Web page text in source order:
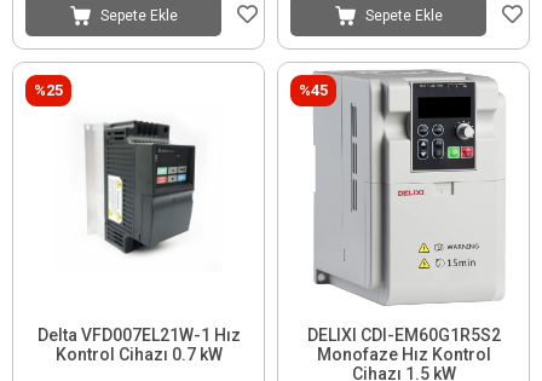
Sepete Ekle Sepete Ekle
Delta VFD007EL21W-1 Hız
Kontrol Cihazı 0.7 kW
%25
DELIXI CDI-EM60G1R5S2
Monofaze Hız Kontrol
Cihazı 1.5 kW
%45